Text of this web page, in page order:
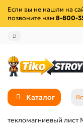
Если вы не нашли на
позвоните нам 8-800-
Каталог
Стекломагниевый